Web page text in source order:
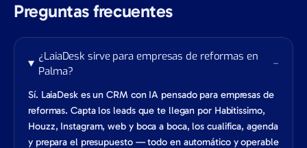
Preguntas frecuentes
¿LaiaDesk sirve para empresas de reformas en
Palma?
−
Sí. LaiaDesk es un CRM con IA pensado para empresas de
reformas. Capta los leads que te llegan por Habitissimo,
Houzz, Instagram, web y boca a boca, los cualifica, agenda
y prepara el presupuesto — todo en automático y operable